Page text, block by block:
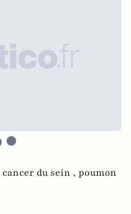
cancer du sein , poumon